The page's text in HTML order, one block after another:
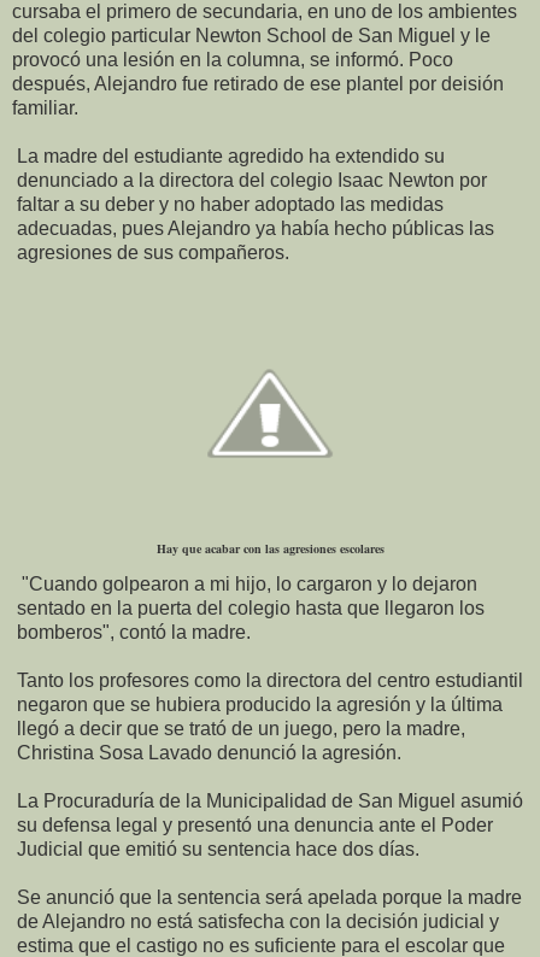
cursaba el primero de secundaria, en uno de los ambientes
del colegio particular Newton School de San Miguel y le
provocó una lesión en la columna, se informó. Poco
después, Alejandro fue retirado de ese plantel por deisión
familiar.
La madre del estudiante agredido ha extendido su
denunciado a la directora del colegio Isaac Newton por
faltar a su deber y no haber adoptado las medidas
adecuadas, pues Alejandro ya había hecho públicas las
agresiones de sus compañeros.
Hay que acabar con las agresiones escolares
"Cuando golpearon a mi hijo, lo cargaron y lo dejaron
sentado en la puerta del colegio hasta que llegaron los
bomberos", contó la madre.
Tanto los profesores como la directora del centro estudiantil
negaron que se hubiera producido la agresión y la última
llegó a decir que se trató de un juego, pero la madre,
Christina Sosa Lavado denunció la agresión.
La Procuraduría de la Municipalidad de San Miguel asumió
su defensa legal y presentó una denuncia ante el Poder
Judicial que emitió su sentencia hace dos días.
Se anunció que la sentencia será apelada porque la madre
de Alejandro no está satisfecha con la decisión judicial y
estima que el castigo no es suficiente para el escolar que